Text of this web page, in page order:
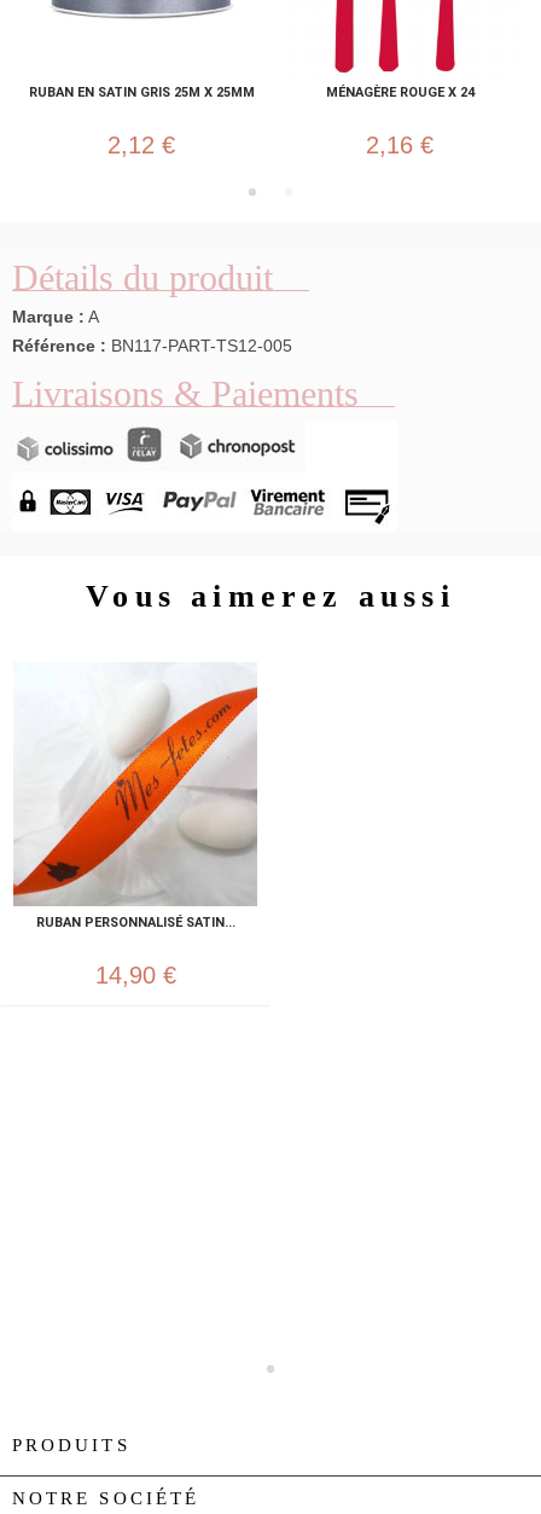
RUBAN EN SATIN GRIS 25M X 25MM
2,12 €
MÉNAGÈRE ROUGE X 24
2,16 €
Détails du produit
Marque : A
Référence : BN117-PART-TS12-005
Livraisons & Paiements
Vous aimerez aussi
RUBAN PERSONNALISÉ SATIN...
14,90 €
PRODUITS
NOTRE SOCIÉTÉ